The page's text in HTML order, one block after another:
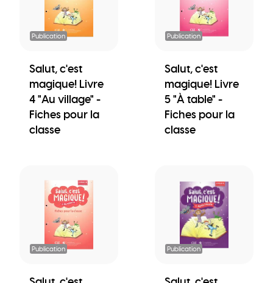
Publication
Salut, c'est
magique! Livre
4 "Au village" -
Fiches pour la
classe
Publication
Salut, c'est
magique! Livre
5 "À table" -
Fiches pour la
classe
Publication Publication